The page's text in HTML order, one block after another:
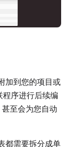
加到您的项目或
序进行后续编
至会为您自动
都需要拆分成单